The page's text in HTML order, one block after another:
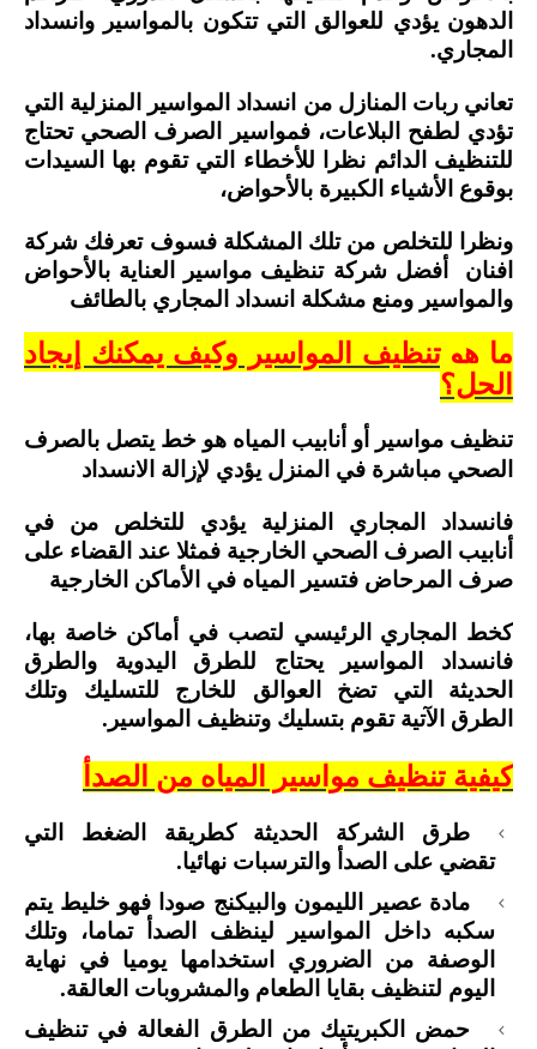
الدهون يؤدي للعوالق التي تتكون بالمواسير وانسداد
المجاري.
تعاني ربات المنازل من انسداد المواسير المنزلية التي
تؤدي لطفح البلاعات، فمواسير الصرف الصحي تحتاج
للتنظيف الدائم نظرا للأخطاء التي تقوم بها السيدات
بوقوع الأشياء الكبيرة بالأحواض،
ونظرا للتخلص من تلك المشكلة فسوف تعرفك شركة
افنان أفضل شركة تنظيف مواسير العناية بالأحواض
والمواسير ومنع مشكلة انسداد المجاري بالطائف
ما هو تنظيف المواسير وكيف يمكنك إيجاد
الحل؟
تنظيف مواسير أو أنابيب المياه هو خط يتصل بالصرف
الصحي مباشرة في المنزل يؤدي لإزالة الانسداد
فانسداد المجاري المنزلية يؤدي للتخلص من في
أنابيب الصرف الصحي الخارجية فمثلا عند القضاء على
صرف المرحاض فتسير المياه في الأماكن الخارجية
كخط المجاري الرئيسي لتصب في أماكن خاصة بها،
فانسداد المواسير يحتاج للطرق اليدوية والطرق
الحديثة التي تضخ العوالق للخارج للتسليك وتلك
الطرق الآتية تقوم بتسليك وتنظيف المواسير.
كيفية تنظيف مواسير المياه من الصدأ
طرق الشركة الحديثة كطريقة الضغط التي
تقضي على الصدأ والترسبات نهائيا.
مادة عصير الليمون والبيكنج صودا فهو خليط يتم
سكبه داخل المواسير لينظف الصدأ تماما، وتلك
الوصفة من الضروري استخدامها يوميا في نهاية
اليوم لتنظيف بقايا الطعام والمشروبات العالقة.
حمض الكبريتيك من الطرق الفعالة في تنظيف